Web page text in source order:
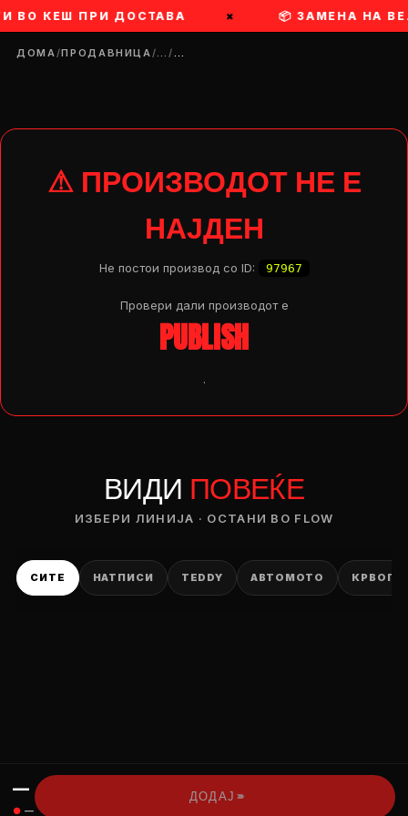
ВО КЕШ ПРИ ДОСТАВА × 📦 ЗАМЕНА НА
ДОМА/ПРОДАВНИЦА/…/…
⚠ ПРОИЗВОДОТ НЕ Е
НАЈДЕН
Не постои производ со ID: 97967
Провери дали производот e
PUBLISH
.
ВИДИ ПОВЕЌЕ
ИЗБЕРИ ЛИНИЈА · ОСТАНИ ВО FLOW
СИТЕ НАТПИСИ TEDDY АВТОМОТО
—
● —
ДОДАЈ ›››